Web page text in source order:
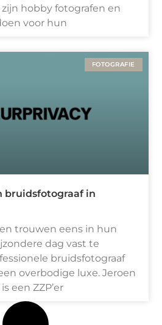
hobby fotografen en
voor hun
FOTOGRAFIE
bruidsfotograaf in
trouwen eens in hun
dag vast te
bruidsfotograaf
overbodige luxe. Jeroen
een ZZP’er